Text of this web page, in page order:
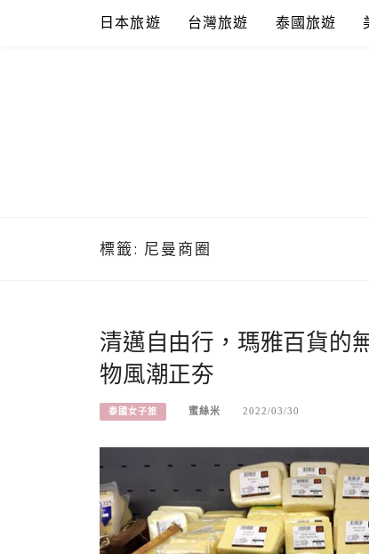
日本旅遊 台灣旅遊 泰國旅遊
標籤: 尼曼商圈
清邁自由行，瑪雅百貨的
物風潮正夯
泰國女子旅 蜜絲米 2022/03/30